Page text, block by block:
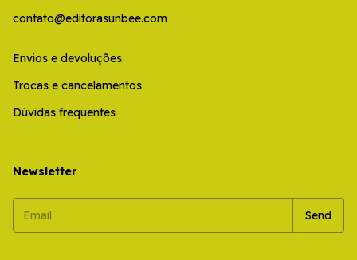
contato@editorasunbee.com
Envios e devoluções
Trocas e cancelamentos
Dúvidas frequentes
Newsletter